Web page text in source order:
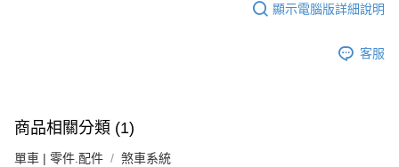
顯示電腦版詳細說明
客服
商品相關分類 (1)
單車 | 零件.配件 煞車系統